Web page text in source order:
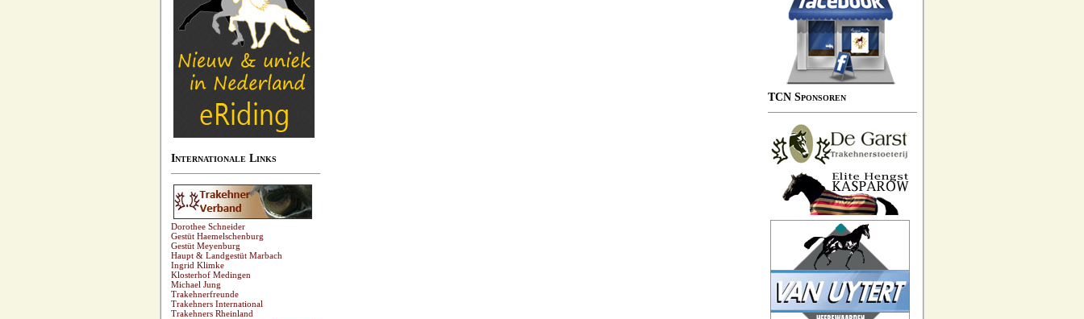
Internationale Links
Dorothee Schneider
Gestüt Haemelschenburg
Gestüt Meyenburg
Haupt & Landgestüt Marbach
Ingrid Klimke
Klosterhof Medingen
Michael Jung
Trakehnerfreunde
Trakehners International
Trakehners Rheinland
TCN Sponsoren